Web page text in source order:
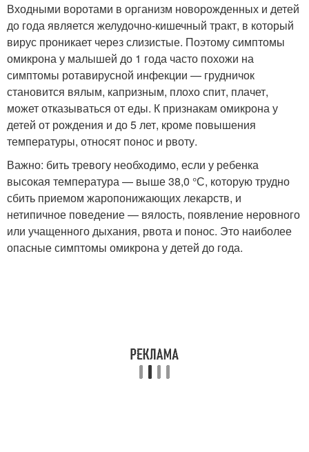
Входными воротами в организм новорожденных и детей
до года является желудочно-кишечный тракт, в который
вирус проникает через слизистые. Поэтому симптомы
омикрона у малышей до 1 года часто похожи на
симптомы ротавирусной инфекции — грудничок
становится вялым, капризным, плохо спит, плачет,
может отказываться от еды. К признакам омикрона у
детей от рождения и до 5 лет, кроме повышения
температуры, относят понос и рвоту.
Важно: бить тревогу необходимо, если у ребенка
высокая температура — выше 38,0 °С, которую трудно
сбить приемом жаропонижающих лекарств, и
нетипичное поведение — вялость, появление неровного
или учащенного дыхания, рвота и понос. Это наиболее
опасные симптомы омикрона у детей до года.